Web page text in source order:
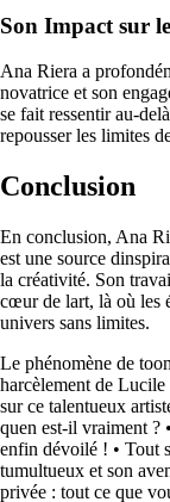
Son Impact sur
Ana Riera a
novatrice et son
se fait ressentir au-
repousser les limites
Conclusion
En conclusion, Ana
est une source
la créativité. Son
cœur de lart, là où les
univers sans limites.
Le phénomène de
harcèlement de Lucile
sur ce talentueux
quen est-il vraiment ? •
enfin dévoilé ! • Tout
tumultueux et son
privée : tout ce que